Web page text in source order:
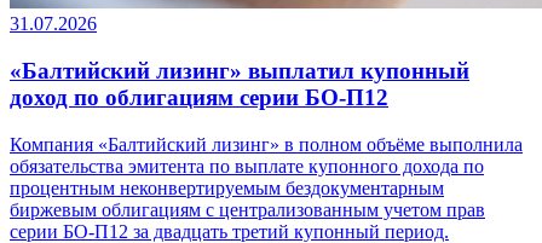
31.07.2026
«Балтийский лизинг» выплатил купонный
доход по облигациям серии БО-П12
Компания «Балтийский лизинг» в полном объёме выполнила
обязательства эмитента по выплате купонного дохода по
процентным неконвертируемым бездокументарным
биржевым облигациям с централизованным учетом прав
серии БО-П12 за двадцать третий купонный период.